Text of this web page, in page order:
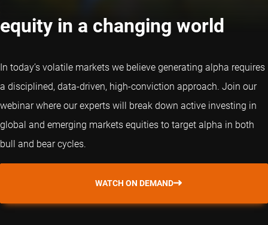
equity in a changing world
In today’s volatile markets we believe generating alpha requires
a disciplined, data-driven, high-conviction approach. Join our
webinar where our experts will break down active investing in
global and emerging markets equities to target alpha in both
bull and bear cycles.
WATCH ON DEMAND